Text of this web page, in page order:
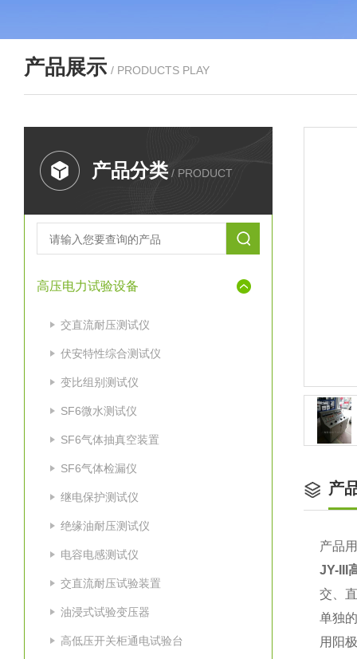
产品展示 / PRODUCTS PLAY
产品分类 / PRODUCT
高压电力试验设备
交直流耐压测试仪
伏安特性综合测试仪
变比组别测试仪
SF6微水测试仪
SF6气体抽真空装置
SF6气体检漏仪
继电保护测试仪
绝缘油耐压测试仪
电容电感测试仪
交直流耐压试验装置
油浸式试验变压器
高低压开关柜通电试验台
产
产品
JY-III
交、
单独
用阳